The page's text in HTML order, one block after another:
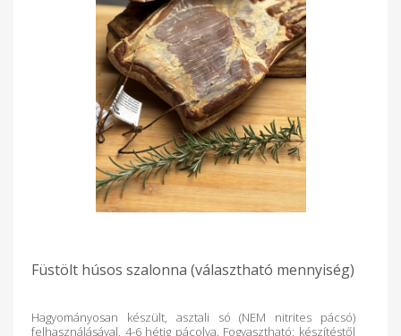
Füstölt húsos szalonna (választható mennyiség)
Hagyományosan készült, asztali só (NEM nitrites pácsó)
felhasználásával, 4-6 hétig pácolva. Fogyasztható: készítéstől